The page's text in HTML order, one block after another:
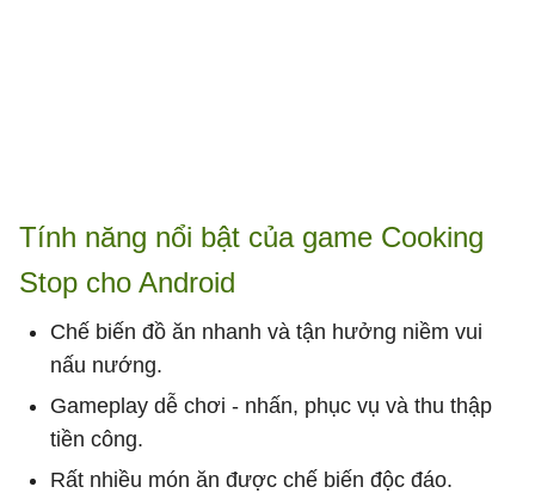
Tính năng nổi bật của game Cooking
Stop cho Android
Chế biến đồ ăn nhanh và tận hưởng niềm vui
nấu nướng.
Gameplay dễ chơi - nhấn, phục vụ và thu thập
tiền công.
Rất nhiều món ăn được chế biến độc đáo.